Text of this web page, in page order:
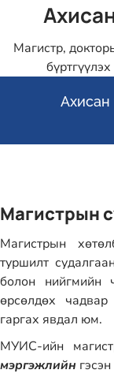
Магистр,
Ахисан
Магистрын
Магистрын
туршилт
болон нийгмийн
өрсөлдөх
гаргах явдал юм.
МУИС-ийн
мэргэжлийн